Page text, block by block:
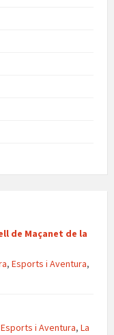
de Maçanet de la
, Esports i Aventura,
Esports i Aventura, La